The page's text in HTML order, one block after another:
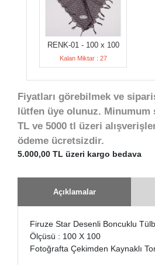
RENK-01 - 100 x 100
Kalan Miktar : 27
Fiyatları görebilmek ve
lütfen üye olunuz.
TL ve 5000 tl üzeri
ödeme ücretsizdir.
5.000,00 TL üzeri kargo bedava
Açıklamalar
Firuze Star Desenli Boncuklu
Ölçüsü : 100 X 100
Fotoğrafta Çekimden Kaynaklı